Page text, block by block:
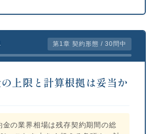
第1章 契約形態 / 30問中
上限と計算根拠は妥当か
金の業界相場は残存契約期間の総